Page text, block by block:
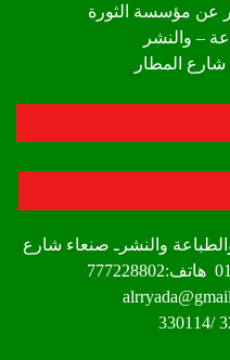
عن مؤسسة الثورة
– والنشر
المطار
والنشرـ صنعاء شارع